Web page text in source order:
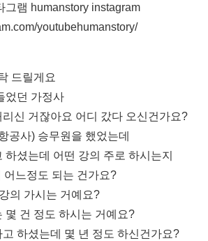
램 humanstory instagram
youtubehumanstory/
드릴게요
었던 가정사
신 거잖아요 어디 갔다 오신건가요?
공사) 승무원을 했었는데
하셨는데 어떤 강의 주로 하시는지
어느정도 되는 건가요?
의 가시는 거예요?
몇 건 정도 하시는 거예요?
하셨는데 몇 년 정도 하신건가요?